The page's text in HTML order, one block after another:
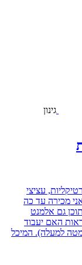
גינון
עציצי
מכירה עד כה
גם אלמנט
האם יעבוד
למעלה). המיכל